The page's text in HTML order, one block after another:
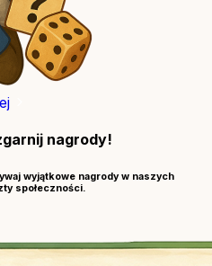
nagrody!
wyjątkowe nagrody w naszych
społeczności.